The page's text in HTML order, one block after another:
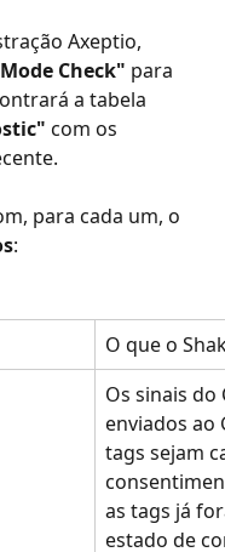
Axeptio,
Check" para
a tabela
com os
para cada um, o
:
O que o
Os sinais
enviados ao
tags sejam
as tags já
estado de